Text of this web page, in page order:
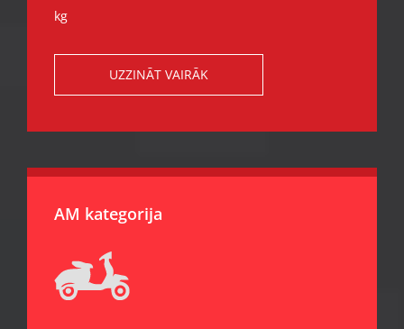
kg
UZZINĀT VAIRĀK
AM kategorija